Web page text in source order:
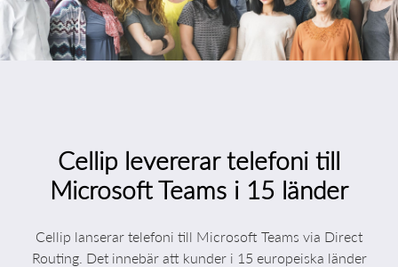
Cellip levererar telefoni till
Microsoft Teams i 15 länder
Cellip lanserar telefoni till Microsoft Teams via Direct
Routing. Det innebär att kunder i 15 europeiska länder